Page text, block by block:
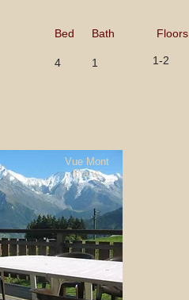
Bed
4
Bath Floors
1 1-2
Vue Mont
Blanc